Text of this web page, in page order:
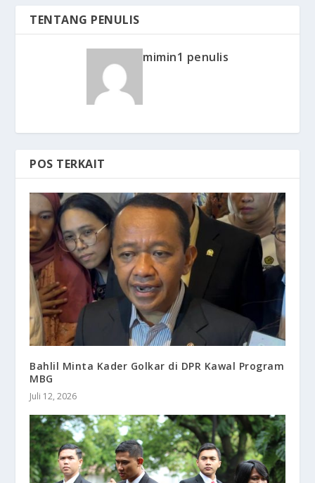
TENTANG PENULIS
mimin1 penulis
POS TERKAIT
Bahlil Minta Kader Golkar di DPR Kawal Program
MBG
Juli 12, 2026